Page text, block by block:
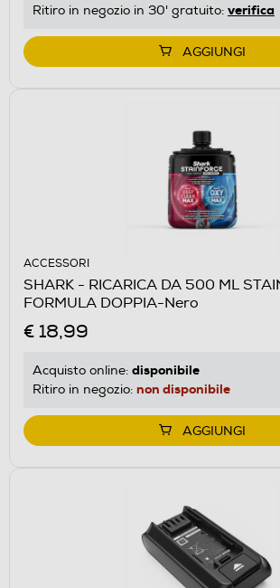
Ritiro in negozio in 30' gratuito: verifica
AGGIUNGI
ACCESSORI
SHARK - RICARICA DA 500 ML
FORMULA DOPPIA-Nero
€ 18,99
Acquisto online: disponibile
Ritiro in negozio: non disponibile
AGGIUNGI